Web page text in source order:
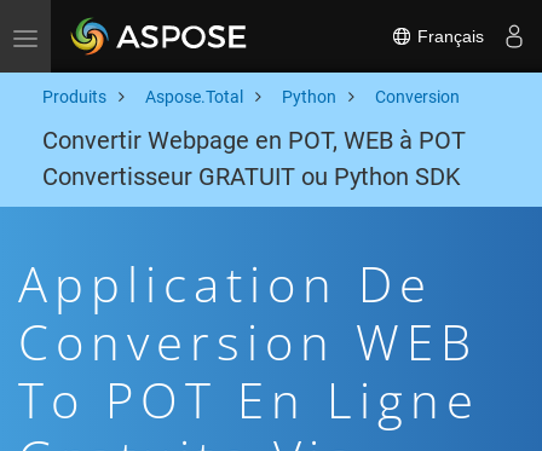
Toggle navigation Français
Produits Aspose.Total Python Conversion
Convertir Webpage en POT, WEB à POT
Convertisseur GRATUIT ou Python SDK
Application De
Conversion WEB
To POT En Ligne